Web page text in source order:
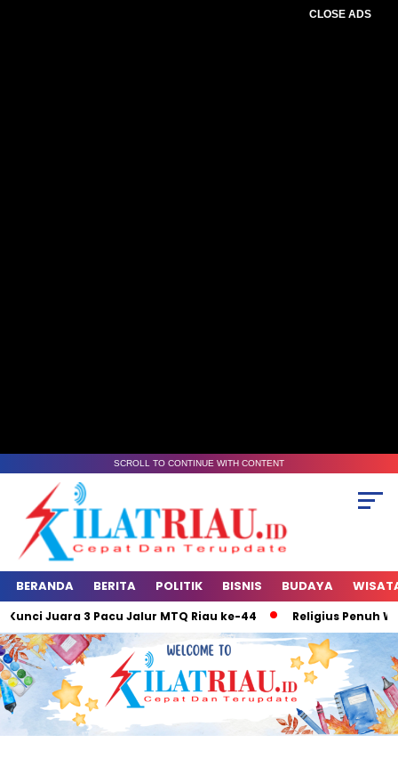
CLOSE ADS
SCROLL TO CONTINUE WITH CONTENT
BERANDA BERITA POLITIK BISNIS BUDAYA
3 Pacu Jalur MTQ Riau ke-44 Religius Penuh Warna :